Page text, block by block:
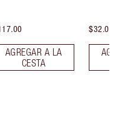
AGREGAR A LA
CESTA
$32.00